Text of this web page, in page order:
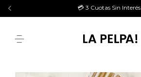
💳 3 Cuotas Sin Interés